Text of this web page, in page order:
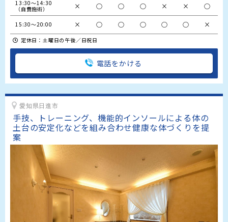
13:30～14:30
（自費施術）
× ○ ○ ○ × × ○
15:30～20:00 × ○ ○ ○ ○ ○ ×
定休日：土曜日の午後／日祝日
電話をかける
愛知県日進市
手技、トレーニング、機能的インソールによる体の
土台の安定化などを組み合わせ健康な体づくりを提